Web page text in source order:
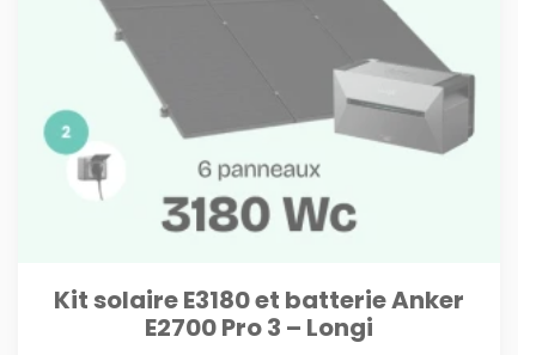
Kit solaire E3180 et batterie Anker
E2700 Pro 3 – Longi